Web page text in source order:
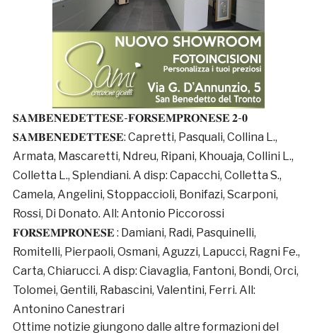
𝐒𝐀𝐌𝐁𝐄𝐍𝐄𝐃𝐄𝐓𝐓𝐄𝐒𝐄-𝐅𝐎𝐑𝐒𝐄𝐌𝐏𝐑𝐎𝐍𝐄𝐒𝐄 𝟐-𝟎
𝐒𝐀𝐌𝐁𝐄𝐍𝐄𝐃𝐄𝐓𝐓𝐄𝐒𝐄: Capretti, Pasquali, Collina L.,
Armata, Mascaretti, Ndreu, Ripani, Khouaja, Collini L.,
Colletta L., Splendiani. A disp: Capacchi, Colletta S.,
Camela, Angelini, Stoppaccioli, Bonifazi, Scarponi,
Rossi, Di Donato. All: Antonio Piccorossi
𝐅𝐎𝐑𝐒𝐄𝐌𝐏𝐑𝐎𝐍𝐄𝐒𝐄 : Damiani, Radi, Pasquinelli,
Romitelli, Pierpaoli, Osmani, Aguzzi, Lapucci, Ragni Fe.,
Carta, Chiarucci. A disp: Ciavaglia, Fantoni, Bondi, Orci,
Tolomei, Gentili, Rabascini, Valentini, Ferri. All:
Antonino Canestrari
Ottime notizie giungono dalle altre formazioni del